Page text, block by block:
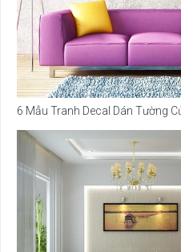
6 Mẫu Tranh Decal Dán Tường